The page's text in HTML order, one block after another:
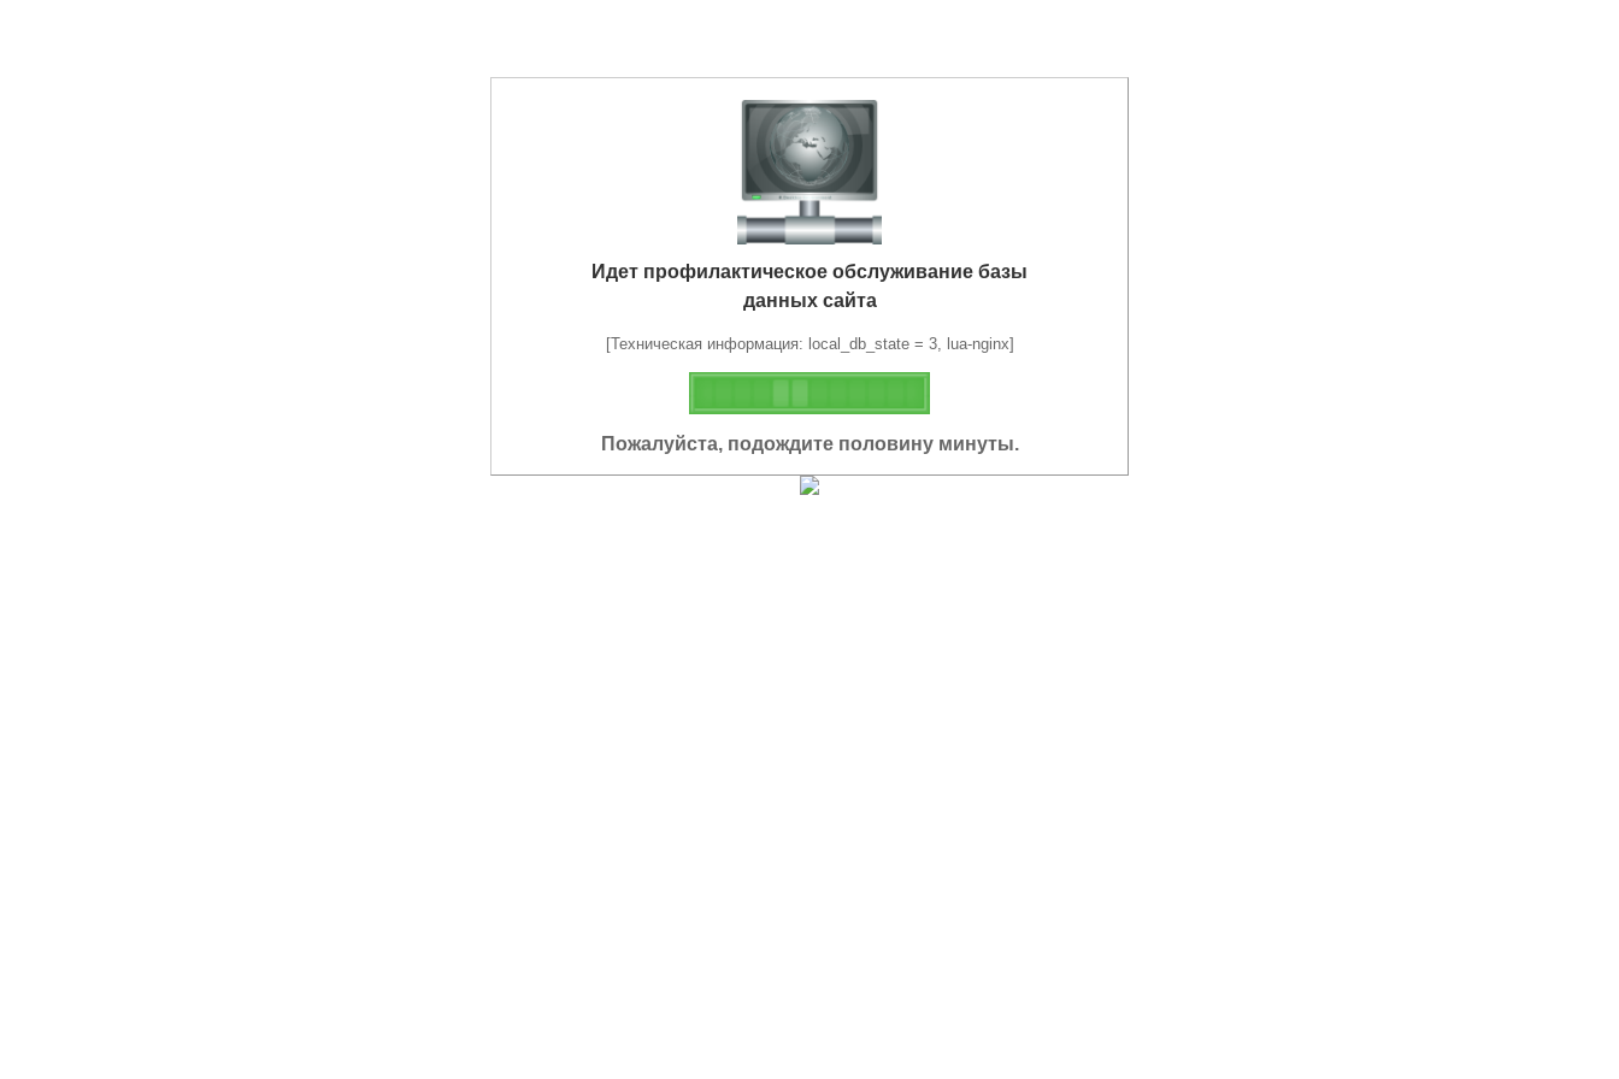
Идет профилактическое обслуживание базы
данных сайта
[Техническая информация: local_db_state = 3, lua-nginx]
Пожалуйста, подождите половину минуты.